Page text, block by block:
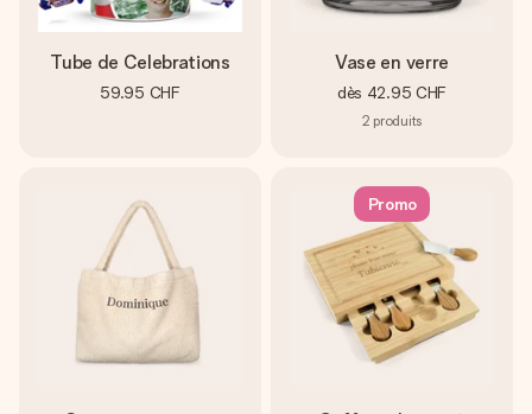
Tube de Celebrations
59.95 CHF
Vase en verre
dès 42.95 CHF
2 produits
Promo